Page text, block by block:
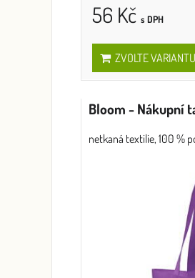
56 Kč s DPH
ZVOLTE VARIANTU
Bloom - Nákupní
netkaná textilie, 100 %